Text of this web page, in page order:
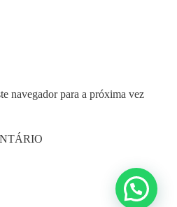
navegador para a próxima vez